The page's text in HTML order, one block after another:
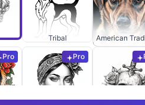
Tribal
Pro Pro